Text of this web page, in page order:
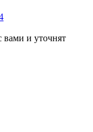
вами и уточнят